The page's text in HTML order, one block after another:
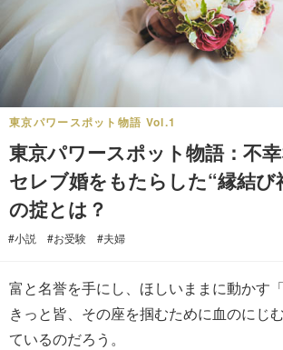
東京パワースポット物語 Vol.1
東京パワースポット物語：不
セレブ婚をもたらした“縁結び
の掟とは？
#小説 #お受験 #夫婦
富と名誉を手にし、ほしいままに動かす
きっと皆、その座を掴むために血のにじ
ているのだろう。